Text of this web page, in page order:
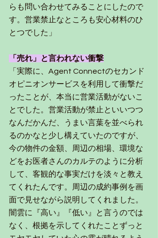
らも問い合わせてみることにしたので
す。営業禁止なところも安心材料のひ
とつでした」
「売れ」と言われない衝撃
「実際に、Agent Connectのセカンド
オピニオンサービスを利用して衝撃だ
ったことが、本当に営業活動がないこ
とでした。営業活動が禁止といいつつ
なんだかんだ、うまい言葉を並べられ
るのかなと少し構えていたのですが、
今の物件の金額、周辺の相場、環境な
どをお医者さんのカルテのように分析
して、客観的な事実だけを淡々と教え
てくれたんです。周辺の成約事例を画
面で見せながら説明してくれました。
闇雲に『高い』『低い』と言うのでは
なく、根拠を示してくれたことずっと